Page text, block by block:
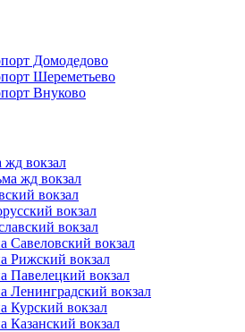
Домодедово
Шереметьево
Внуково
жд вокзал
жд вокзал
вокзал
вокзал
вокзал
Савеловский вокзал
Рижский вокзал
Павелецкий вокзал
Ленинградский вокзал
Курский вокзал
Казанский вокзал